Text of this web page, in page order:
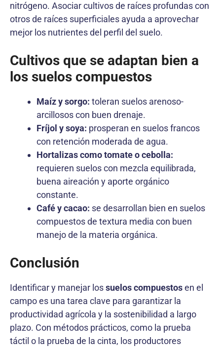
nitrógeno. Asociar cultivos de raíces profundas con
otros de raíces superficiales ayuda a aprovechar
mejor los nutrientes del perfil del suelo.
Cultivos que se adaptan bien a
los suelos compuestos
Maíz y sorgo: toleran suelos arenoso-
arcillosos con buen drenaje.
Fríjol y soya: prosperan en suelos francos
con retención moderada de agua.
Hortalizas como tomate o cebolla:
requieren suelos con mezcla equilibrada,
buena aireación y aporte orgánico
constante.
Café y cacao: se desarrollan bien en suelos
compuestos de textura media con buen
manejo de la materia orgánica.
Conclusión
Identificar y manejar lossuelos compuestosen el
campo es una tarea clave para garantizar la
productividad agrícola y la sostenibilidad a largo
plazo. Con métodos prácticos, como la prueba
táctil o la prueba de la cinta, los productores